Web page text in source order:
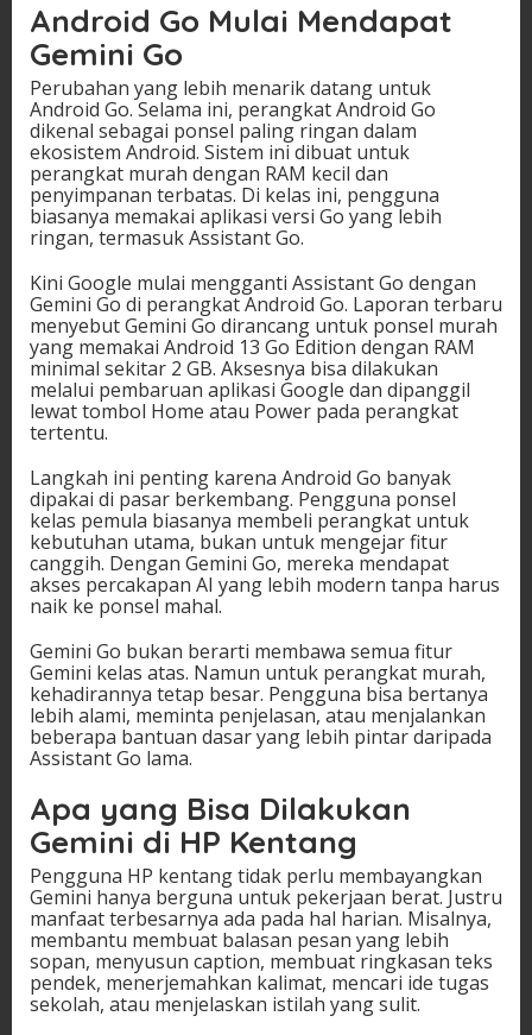
Android Go Mulai Mendapat
Gemini Go
Perubahan yang lebih menarik datang untuk
Android Go. Selama ini, perangkat Android Go
dikenal sebagai ponsel paling ringan dalam
ekosistem Android. Sistem ini dibuat untuk
perangkat murah dengan RAM kecil dan
penyimpanan terbatas. Di kelas ini, pengguna
biasanya memakai aplikasi versi Go yang lebih
ringan, termasuk Assistant Go.
Kini Google mulai mengganti Assistant Go dengan
Gemini Go di perangkat Android Go. Laporan terbaru
menyebut Gemini Go dirancang untuk ponsel murah
yang memakai Android 13 Go Edition dengan RAM
minimal sekitar 2 GB. Aksesnya bisa dilakukan
melalui pembaruan aplikasi Google dan dipanggil
lewat tombol Home atau Power pada perangkat
tertentu.
Langkah ini penting karena Android Go banyak
dipakai di pasar berkembang. Pengguna ponsel
kelas pemula biasanya membeli perangkat untuk
kebutuhan utama, bukan untuk mengejar fitur
canggih. Dengan Gemini Go, mereka mendapat
akses percakapan AI yang lebih modern tanpa harus
naik ke ponsel mahal.
Gemini Go bukan berarti membawa semua fitur
Gemini kelas atas. Namun untuk perangkat murah,
kehadirannya tetap besar. Pengguna bisa bertanya
lebih alami, meminta penjelasan, atau menjalankan
beberapa bantuan dasar yang lebih pintar daripada
Assistant Go lama.
Apa yang Bisa Dilakukan
Gemini di HP Kentang
Pengguna HP kentang tidak perlu membayangkan
Gemini hanya berguna untuk pekerjaan berat. Justru
manfaat terbesarnya ada pada hal harian. Misalnya,
membantu membuat balasan pesan yang lebih
sopan, menyusun caption, membuat ringkasan teks
pendek, menerjemahkan kalimat, mencari ide tugas
sekolah, atau menjelaskan istilah yang sulit.